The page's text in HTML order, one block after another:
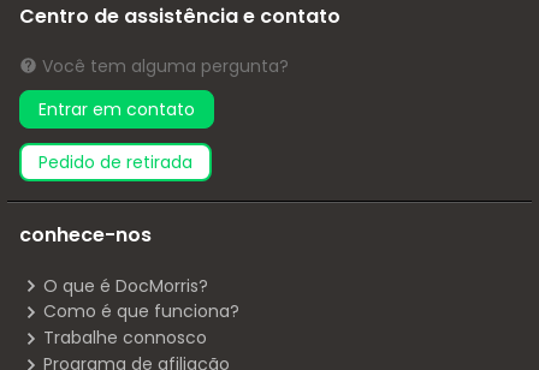
Centro de assistência e contato
Você tem alguma pergunta?
Entrar em contato
pedido de retirada
conhece-nos
O que é DocMorris?
Como é que funciona?
Trabalhe connosco
Programa de afiliação